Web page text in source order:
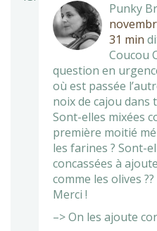
Punky
31 min
Coucou
question en
où est passée
noix de cajou dans
Sont-elles mixées
première moitié
les farines ? Sont-
concassées à
comme les olives ??
Merci !
–> On les ajoute